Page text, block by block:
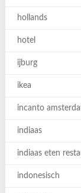
hollands
hotel
ijburg
ikea
incanto
indiaas
indiaas eten
indonesisch